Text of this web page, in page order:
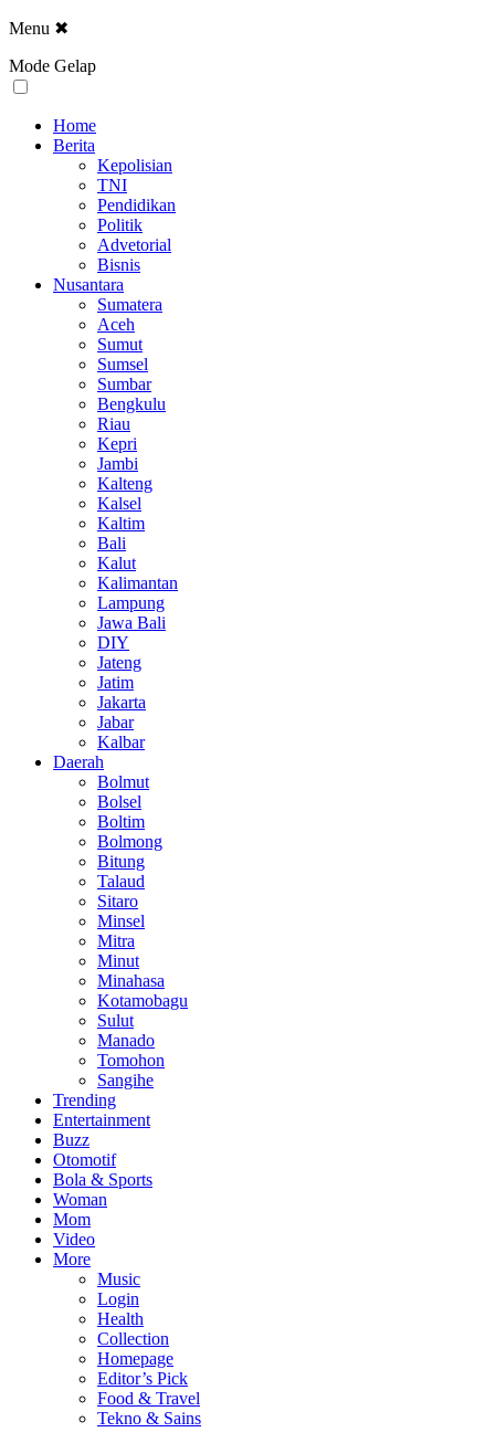
Menu ✖
Mode Gelap
Home
Berita
Kepolisian
TNI
Pendidikan
Politik
Advetorial
Bisnis
Nusantara
Sumatera
Aceh
Sumut
Sumsel
Sumbar
Bengkulu
Riau
Kepri
Jambi
Kalteng
Kalsel
Kaltim
Bali
Kalut
Kalimantan
Lampung
Jawa Bali
DIY
Jateng
Jatim
Jakarta
Jabar
Kalbar
Daerah
Bolmut
Bolsel
Boltim
Bolmong
Bitung
Talaud
Sitaro
Minsel
Mitra
Minut
Minahasa
Kotamobagu
Sulut
Manado
Tomohon
Sangihe
Trending
Entertainment
Buzz
Otomotif
Bola & Sports
Woman
Mom
Video
More
Music
Login
Health
Collection
Homepage
Editor’s Pick
Food & Travel
Tekno & Sains